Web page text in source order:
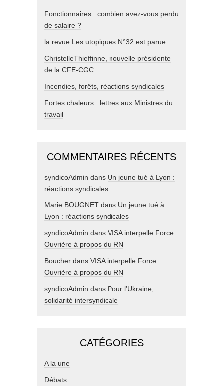
Fonctionnaires : combien avez-vous perdu
de salaire ?
la revue Les utopiques N°32 est parue
ChristelleThieffinne, nouvelle présidente
de la CFE-CGC
Incendies, forêts, réactions syndicales
Fortes chaleurs : lettres aux Ministres du
travail
COMMENTAIRES RÉCENTS
syndicoAdmin dans Un jeune tué à Lyon :
réactions syndicales
Marie BOUGNET dans Un jeune tué à
Lyon : réactions syndicales
syndicoAdmin dans VISA interpelle Force
Ouvrière à propos du RN
Boucher dans VISA interpelle Force
Ouvrière à propos du RN
syndicoAdmin dans Pour l’Ukraine,
solidarité intersyndicale
CATÉGORIES
A la une
Débats